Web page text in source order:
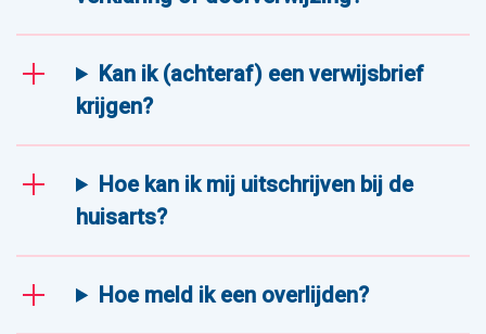
Kan ik (achteraf) een verwijsbrief
krijgen?
Hoe kan ik mij uitschrijven bij de
huisarts?
Hoe meld ik een overlijden?